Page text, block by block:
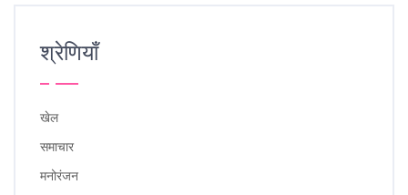
श्रेणियाँ
खेल
समाचार
मनोरंजन